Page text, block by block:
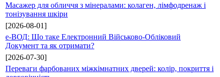
Масажер для обличчя з мінералами: колаген, лімфодренаж і
тонізування шкіри
[2026-08-01]
е-ВОД: Що таке Електронний Військово-Обліковий
Документ та як отримати?
[2026-07-30]
Переваги фарбованих міжкімнатних дверей: колір, покриття і